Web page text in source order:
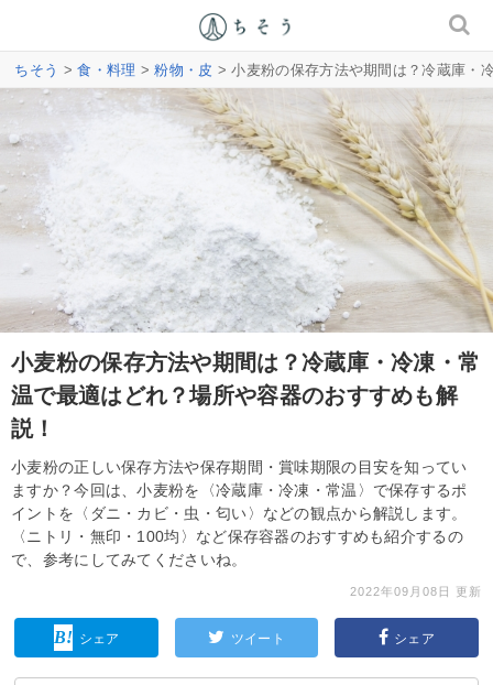
ちそう >食・料理 >粉物・皮 > 小麦粉の保存方法や期間は？冷蔵庫・
小麦粉の保存方法や期間は？冷蔵庫・冷凍・常
温で最適はどれ？場所や容器のおすすめも解
説！
小麦粉の正しい保存方法や保存期間・賞味期限の目安を知ってい
ますか？今回は、小麦粉を〈冷蔵庫・冷凍・常温〉で保存するポ
イントを〈ダニ・カビ・虫・匂い〉などの観点から解説します。
〈ニトリ・無印・100均〉など保存容器のおすすめも紹介するの
で、参考にしてみてくださいね。
2022年09月08日 更新
シェア ツイート シェア